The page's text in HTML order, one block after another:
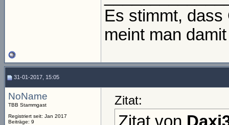
Es stimmt, dass
meint man
31-01-2017, 15:05
NoName
TBB Stammgast
Registriert seit: Jan 2017
Beiträge: 9
Zitat: